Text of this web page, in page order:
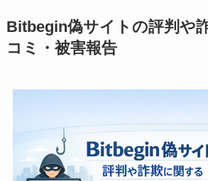
Bitbegin偽サイトの評判や
コミ・被害報告